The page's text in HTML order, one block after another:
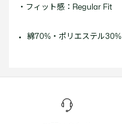
・フィット感：Regular Fit
綿70%・ポリエステル30%